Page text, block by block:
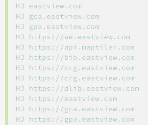
HJ eastview.com
HJ gca.eastview.com
HJ gpa.eastview.com
HJ https://ae.eastview.com
HJ https://api.maptiler.com
HJ https://bib.eastview.com
HJ https://ccg.eastview.com
HJ https://crg.eastview.com
HJ https://dlib.eastview.com
HJ https://eastview.com
HJ https://gca.eastview.com
HJ https://gpa.eastview.com